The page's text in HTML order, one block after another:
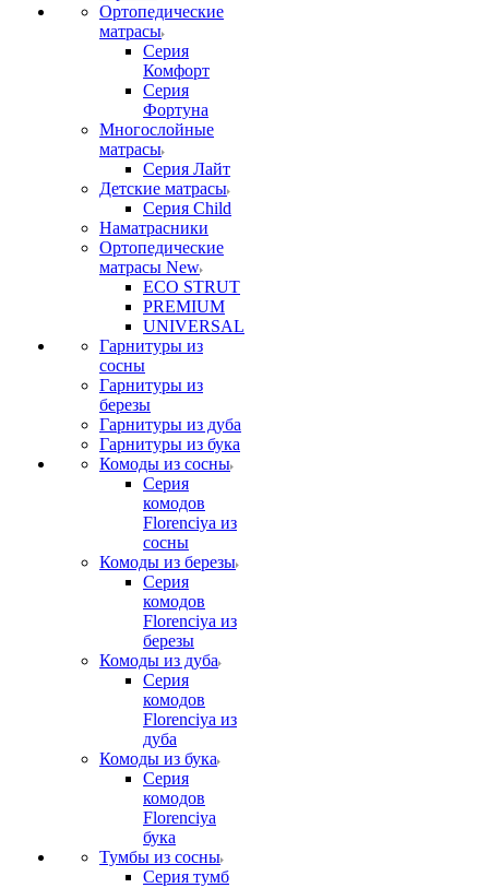
Ортопедические
матрасы
Серия
Комфорт
Серия
Фортуна
Многослойные
матрасы
Серия Лайт
Детские матрасы
Серия Child
Наматрасники
Ортопедические
матрасы New
ECO STRUT
PREMIUM
UNIVERSAL
Гарнитуры из
сосны
Гарнитуры из
березы
Гарнитуры из дуба
Гарнитуры из бука
Комоды из сосны
Серия
комодов
Florenciya из
сосны
Комоды из березы
Серия
комодов
Florenciya из
березы
Комоды из дуба
Серия
комодов
Florenciya из
дуба
Комоды из бука
Серия
комодов
Florenciya
бука
Тумбы из сосны
Серия тумб